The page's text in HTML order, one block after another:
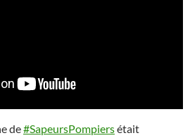
de#SapeursPompiersétait